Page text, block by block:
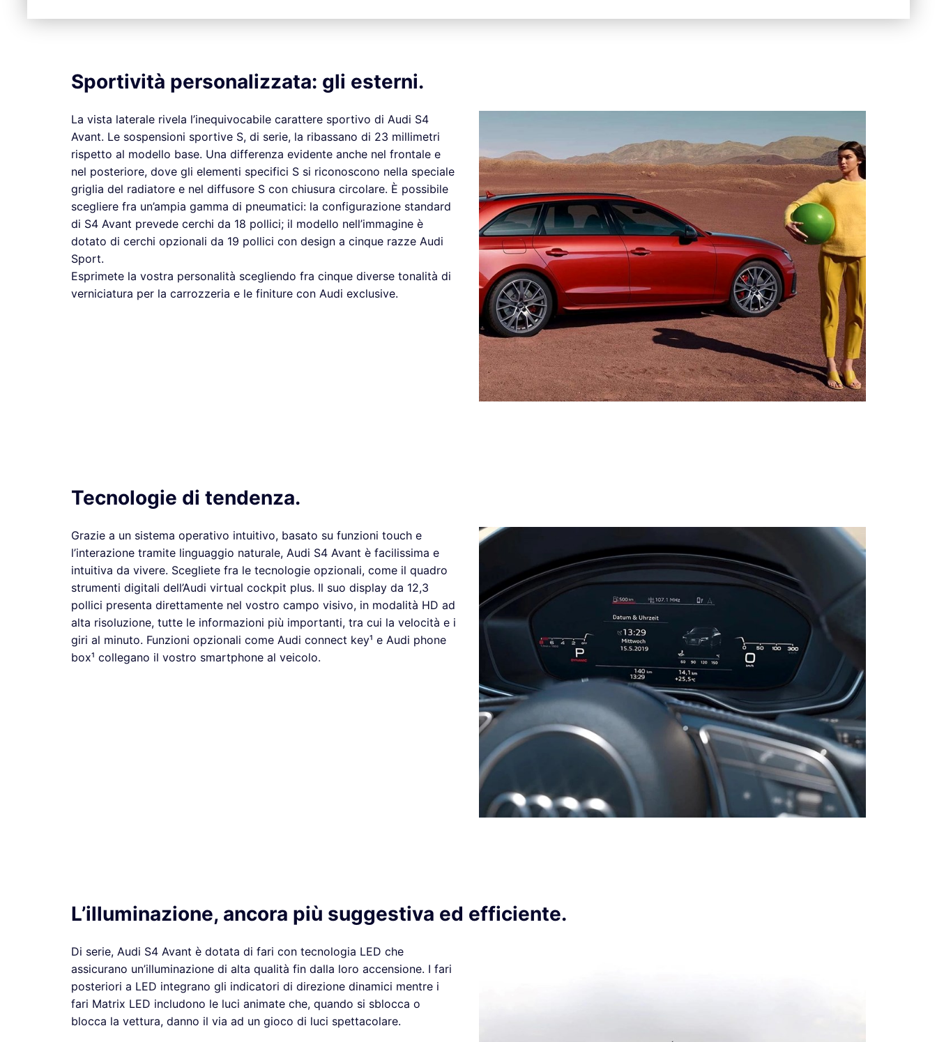
Sportività personalizzata: gli esterni.
La vista laterale rivela l’inequivocabile carattere sportivo di Audi S4
Avant. Le sospensioni sportive S, di serie, la ribassano di 23 millimetri
rispetto al modello base. Una differenza evidente anche nel frontale e
nel posteriore, dove gli elementi specifici S si riconoscono nella speciale
griglia del radiatore e nel diffusore S con chiusura circolare. È possibile
scegliere fra un’ampia gamma di pneumatici: la configurazione standard
di S4 Avant prevede cerchi da 18 pollici; il modello nell’immagine è
dotato di cerchi opzionali da 19 pollici con design a cinque razze Audi
Sport.
Esprimete la vostra personalità scegliendo fra cinque diverse tonalità di
verniciatura per la carrozzeria e le finiture con Audi exclusive.
Tecnologie di tendenza.
Grazie a un sistema operativo intuitivo, basato su funzioni touch e
l’interazione tramite linguaggio naturale, Audi S4 Avant è facilissima e
intuitiva da vivere. Scegliete fra le tecnologie opzionali, come il quadro
strumenti digitali dell’Audi virtual cockpit plus. Il suo display da 12,3
pollici presenta direttamente nel vostro campo visivo, in modalità HD ad
alta risoluzione, tutte le informazioni più importanti, tra cui la velocità e i
giri al minuto. Funzioni opzionali come Audi connect key¹ e Audi phone
box¹ collegano il vostro smartphone al veicolo.
L’illuminazione, ancora più suggestiva ed efficiente.
Di serie, Audi S4 Avant è dotata di fari con tecnologia LED che
assicurano un’illuminazione di alta qualità fin dalla loro accensione. I fari
posteriori a LED integrano gli indicatori di direzione dinamici mentre i
fari Matrix LED includono le luci animate che, quando si sblocca o
blocca la vettura, danno il via ad un gioco di luci spettacolare.